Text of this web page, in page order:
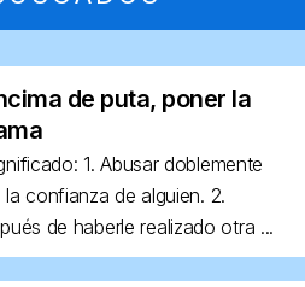
de puta, poner la
1. Abusar doblemente
la confianza de alguien. 2.
de haberle realizado otra ...